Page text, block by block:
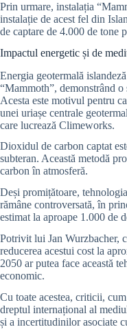
Prin urmare, instalația
instalație de acest fel din
de captare de 4.000 de tone
Impactul energetic și de
Energia geotermală
“Mammoth”, demonstrând
Acesta este motivul pentru
unei uriașe centrale
care lucrează Climeworks.
Dioxidul de carbon captat
subteran. Această metodă
carbon în atmosferă.
Deși promițătoare,
rămâne controversată, în
estimat la aproape 1.000 de
Potrivit lui Jan Wurzbacher,
reducerea acestui cost la
2050 ar putea face această
economic.
Cu toate acestea, criticii,
dreptul internațional al
și a incertitudinilor asociate